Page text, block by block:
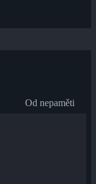
Od nepaměti